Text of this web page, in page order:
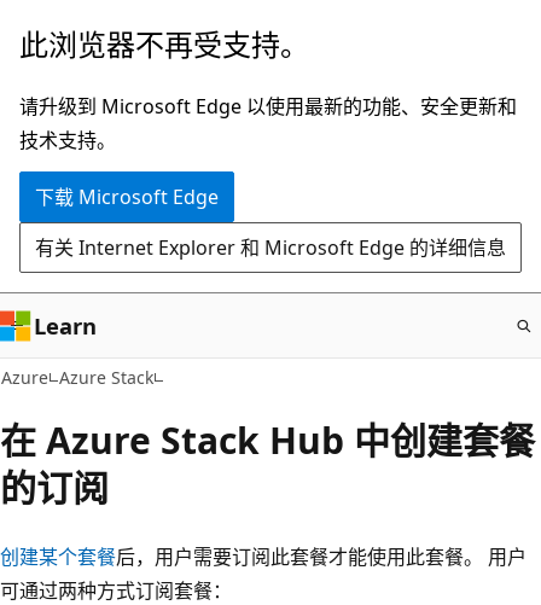
跳
主
要
内
此浏览器不再受支持。
请升级到 Microsoft Edge 以使用最新的功能、安全更新和
技术支持。
下载 Microsoft Edge
有关 Internet Explorer 和 Microsoft Edge 的详细信息
Learn
Azure Azure Stack
在 Azure Stack Hub 中创建套餐
的订阅
创建某个套餐后，用户需要订阅此套餐才能使用此套餐。 用户
可通过两种方式订阅套餐：